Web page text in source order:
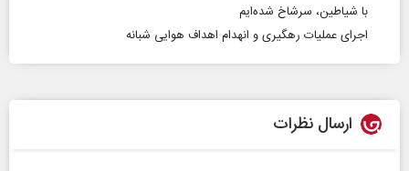
با شیاطین، سرشاخ شده‌ایم
اجرای عملیات رهگیری و انهدام اهداف هوایی شبانه
ارسال نظرات